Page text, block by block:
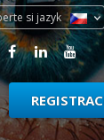
si jazyk